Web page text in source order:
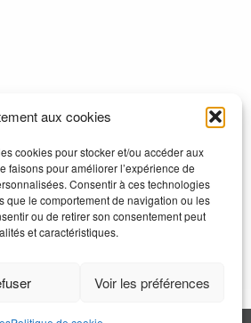
aux cookies
cookies pour stocker et/ou accéder aux
faisons pour améliorer l’expérience de
Consentir à ces technologies
que le comportement de navigation ou les
ou de retirer son consentement peut
et caractéristiques.
Voir les préférences